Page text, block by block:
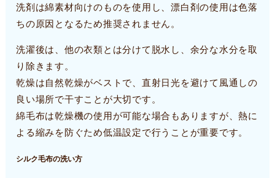
洗剤は綿素材向けのものを使用し、漂白剤の使用は色落
ちの原因となるため推奨されません。
洗濯後は、他の衣類とは分けて脱水し、余分な水分を取
り除きます。
乾燥は自然乾燥がベストで、直射日光を避けて風通しの
良い場所で干すことが大切です。
綿毛布は乾燥機の使用が可能な場合もありますが、熱に
よる縮みを防ぐため低温設定で行うことが重要です。
シルク毛布の洗い方